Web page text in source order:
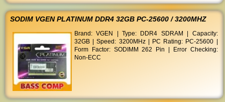
SODIM VGEN PLATINUM DDR4 32GB PC-25600 / 3200MHZ
Brand: VGEN | Type: DDR4 SDRAM | Capacity:
32GB | Speed: 3200MHz | PC Rating: PC-25600 |
Form Factor: SODIMM 262 Pin | Error Checking:
Non-ECC